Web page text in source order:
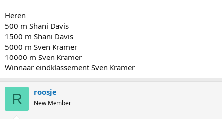
Heren
500 m Shani Davis
1500 m Shani Davis
5000 m Sven Kramer
10000 m Sven Kramer
Winnaar eindklassement Sven Kramer
R roosje
New Member